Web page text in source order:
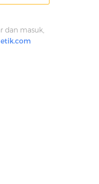
dan masuk,